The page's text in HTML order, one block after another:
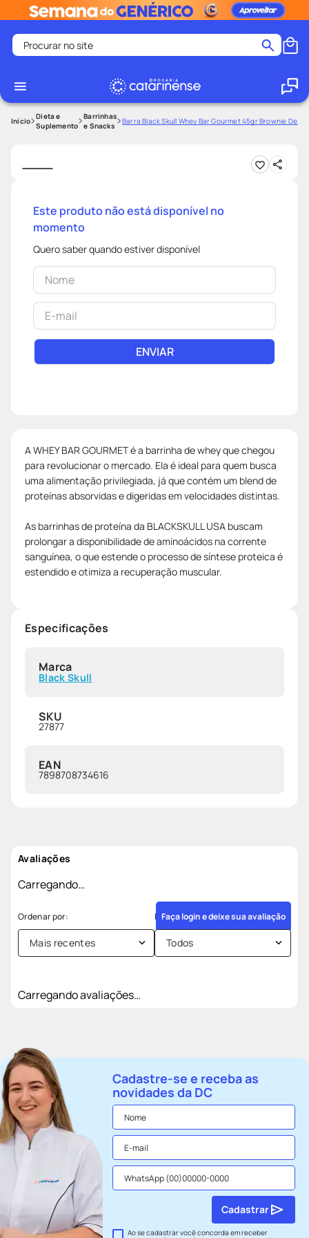
Procurar no site
1
2 º
medley
lenço umedecido
protetor solar
desodorante
fralda pampers
º teste gravidez
Dieta e
Suplemento
Barrinhas
e Snacks
Barra Black Skull Whey Bar Gourmet 45gr Brownie De
Este produto não está disponível no
momento
Quero saber quando estiver disponível
ENVIAR
A WHEY BAR GOURMET é a barrinha de whey que chegou
para revolucionar o mercado. Ela é ideal para quem busca
uma alimentação privilegiada, já que contém um blend de
proteínas absorvidas e digeridas em velocidades distintas.
As barrinhas de proteína da BLACKSKULL USA buscam
prolongar a disponibilidade de aminoácidos na corrente
sanguínea, o que estende o processo de síntese proteica é
estendido e otimiza a recuperação muscular.
Especificações
Marca
Black Skull
SKU
27877
EAN
7898708734616
Avaliações
Carregando…
Faça login e deixe sua avaliação
Mais recentes Todos
Carregando avaliações…
Cadastre-se e receba as
novidades da DC
Ao se cadastrar você concorda em receber
Cadastrar